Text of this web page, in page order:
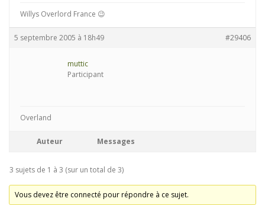
Willys Overlord France 😉
5 septembre 2005 à 18h49 #29406
muttic
Participant
Overland
Auteur Messages
3 sujets de 1 à 3 (sur un total de 3)
Vous devez être connecté pour répondre à ce sujet.